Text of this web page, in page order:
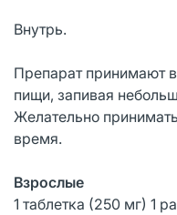
Внутрь.
Препарат принимают
пищи, запивая
Желательно
время.
Взрослые
1 таблетка (250 мг) 1